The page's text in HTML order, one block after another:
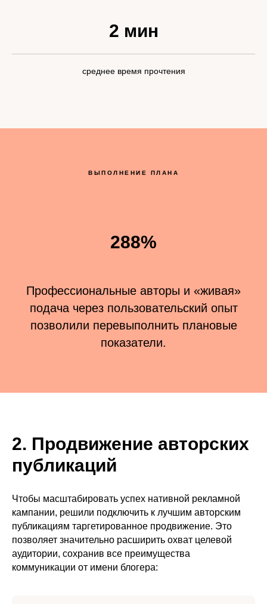
2 мин
среднее время прочтения
ВЫПОЛНЕНИЕ ПЛАНА
288%
Профессиональные авторы и «живая»
подача через пользовательский опыт
позволили перевыполнить плановые
показатели.
2. Продвижение авторских
публикаций
Чтобы масштабировать успех нативной рекламной
кампании, решили подключить к лучшим авторским
публикациям таргетированное продвижение. Это
позволяет значительно расширить охват целевой
аудитории, сохранив все преимущества
коммуникации от имени блогера: